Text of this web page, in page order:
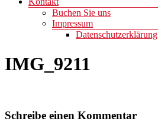
Buchen Sie uns
Impressum
Datenschutzerklärung
IMG_9211
Schreibe einen Kommentar